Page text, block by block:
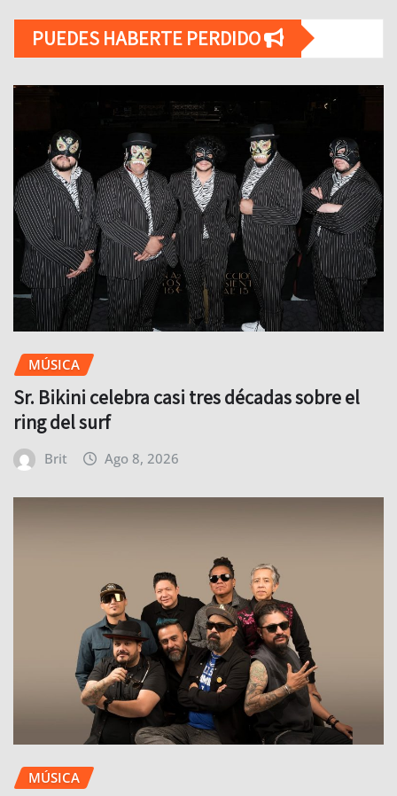
PUEDES HABERTE PERDIDO
MÚSICA
Sr. Bikini celebra casi tres décadas sobre el
ring del surf
Brit Ago 8, 2026
MÚSICA